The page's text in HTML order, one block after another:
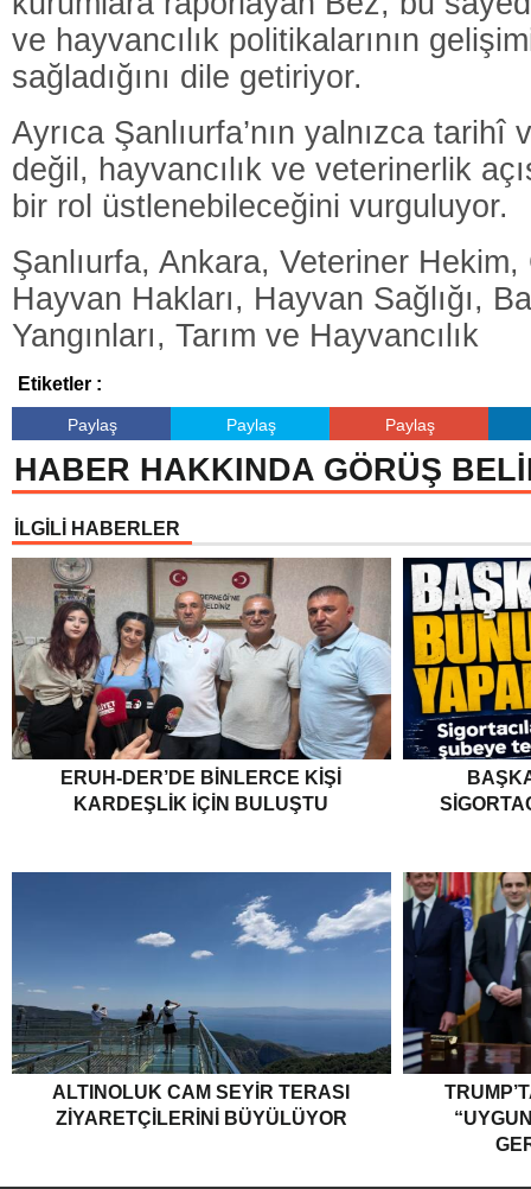
ve hayvancılık politikalarının
sağladığını dile getiriyor.
Ayrıca Şanlıurfa’nın yalnızca
değil, hayvancılık ve veterinerlik
bir rol üstlenebileceğini vurguluyor.
Şanlıurfa, Ankara, Veteriner
Hayvan Hakları, Hayvan Sağlığı,
Yangınları, Tarım ve Hayvancılık
Etiketler :
Paylaş Paylaş Paylaş
HABER HAKKINDA GÖRÜŞ
İLGİLİ HABERLER
ERUH-DER’DE BINLERCE KIŞI
KARDEŞLIK İÇIN BULUŞTU
ALTINOLUK CAM SEYIR TERASI
ZIYARETÇILERINI BÜYÜLÜYOR